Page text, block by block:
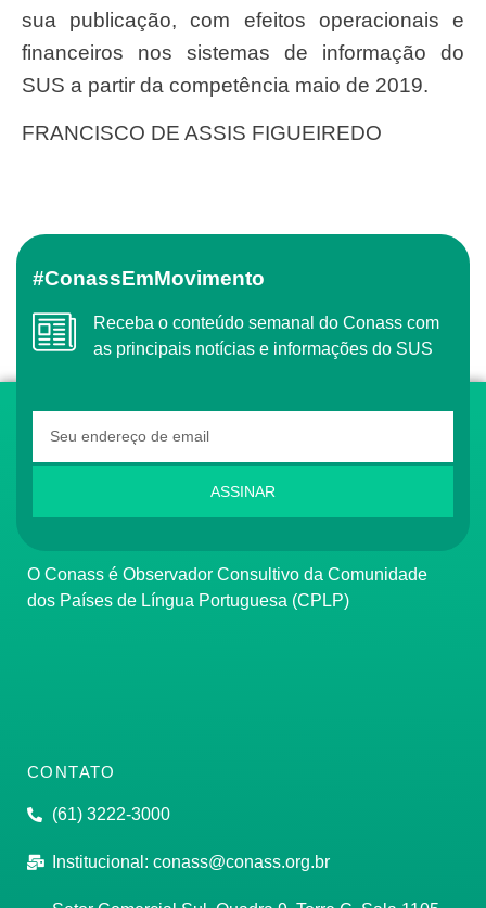
sua publicação, com efeitos operacionais e
financeiros nos sistemas de informação do
SUS a partir da competência maio de 2019.
FRANCISCO DE ASSIS FIGUEIREDO
#ConassEmMovimento
Receba o conteúdo semanal do Conass com
as principais notícias e informações do SUS
ASSINAR
O Conass é Observador Consultivo da Comunidade
dos Países de Língua Portuguesa (CPLP)
CONTATO
(61) 3222-3000
Institucional: conass@conass.org.br